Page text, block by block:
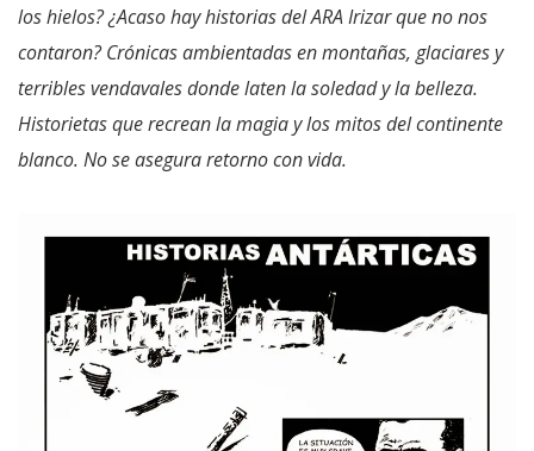
los hielos? ¿Acaso hay historias del ARA Irizar que no nos
contaron? Crónicas ambientadas en montañas, glaciares y
terribles vendavales donde laten la soledad y la belleza.
Historietas que recrean la magia y los mitos del continente
blanco. No se asegura retorno con vida.